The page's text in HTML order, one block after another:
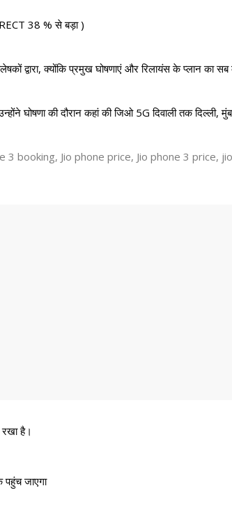
38 % से बड़ा )
द्वारा, क्योंकि प्रमुख घोषणाएं और रिलायंस के प्लान का सब
घोषणा की दौरान कहां की जिओ 5G दिवाली तक
है।
जाएगा